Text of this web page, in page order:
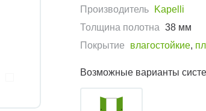
Производитель
Kapelli
Толщина полотна 38 мм
Покрытие
влагостойкие,
Возможные варианты